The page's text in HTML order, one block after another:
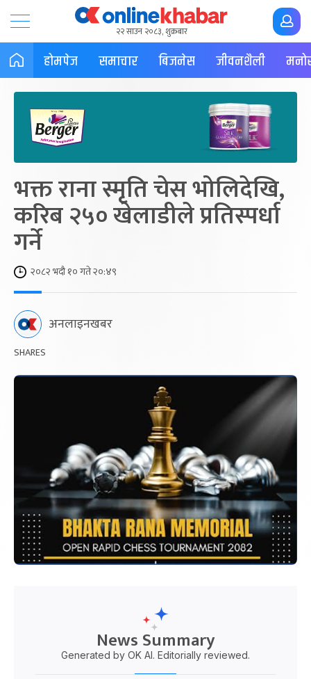
२२ साउन २०८३, शुक्रबार
होमपेज समाचार बिजनेस जीवनशैली
भक्त राना स्मृति चेस भोलिदेखि,
करिब २५० खेलाडीले प्रतिस्पर्धा
गर्ने
२०८२ भदौ १० गते २०:४९
अनलाइनखबर
SHARES
News Summary
Generated by OK AI. Editorially reviewed.